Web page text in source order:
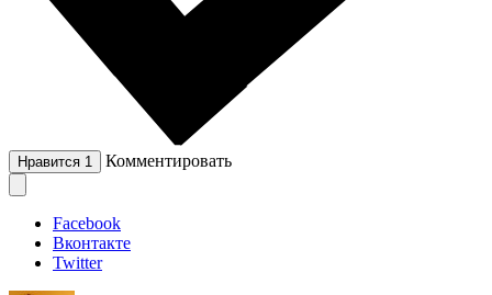
Нравится 1 Комментировать
Facebook
Вконтакте
Twitter